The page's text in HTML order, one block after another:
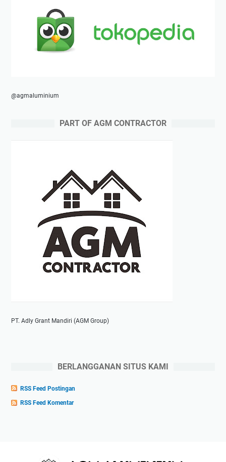
@agmaluminium
PART OF AGM CONTRACTOR
PT. Adly Grant Mandiri (AGM Group)
BERLANGGANAN SITUS KAMI
RSS Feed Postingan
RSS Feed Komentar